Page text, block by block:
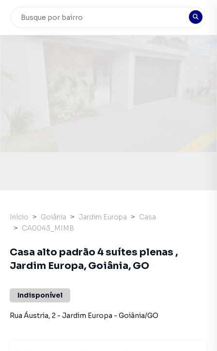
Início Goiânia Jardim Europa
Casa
CA0043_MIMB
Casa alto padrão 4 suítes plenas ,
Jardim Europa, Goiânia, GO
Indisponível
Rua Áustria, 2 - Jardim Europa - Goiânia/GO